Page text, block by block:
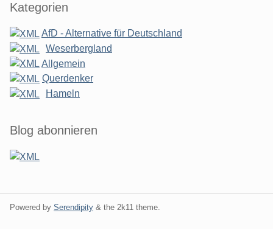
Kategorien
AfD - Alternative für Deutschland
Weserbergland
Allgemein
Querdenker
Hameln
Blog abonnieren
Powered by Serendipity & the 2k11 theme.